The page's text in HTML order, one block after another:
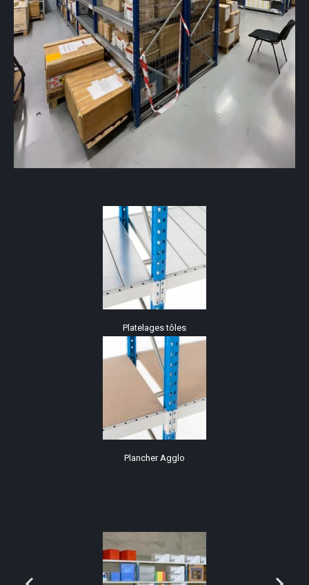
Platelages tôles
Plancher Agglo